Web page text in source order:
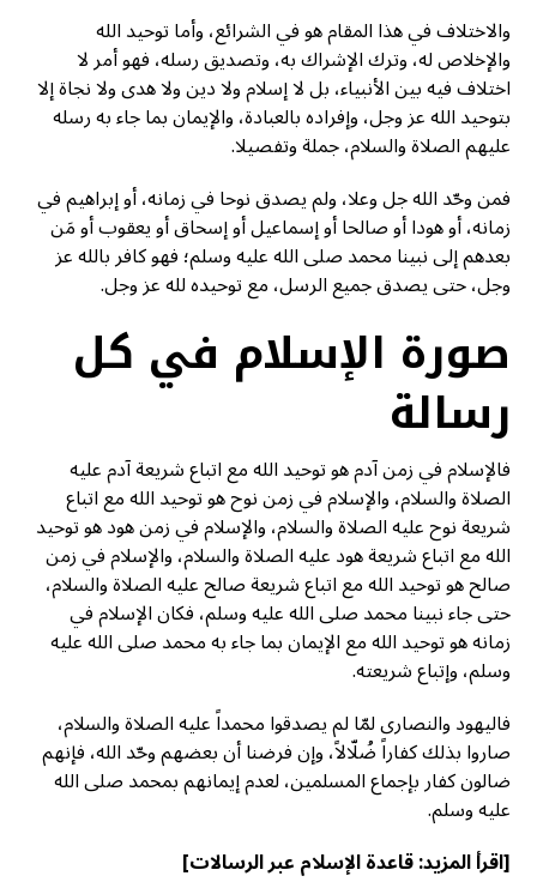
والاختلاف في هذا المقام هو في الشرائع، وأما توحيد الله
والإخلاص له، وترك الإشراك به، وتصديق رسله، فهو أمر لا
اختلاف فيه بين الأنبياء، بل لا إسلام ولا دين ولا هدى ولا نجاة إلا
بتوحيد الله عز وجل، وإفراده بالعبادة، والإيمان بما جاء به رسله
عليهم الصلاة والسلام، جملة وتفصيلا.
فمن وحّد الله جل وعلا، ولم يصدق نوحا في زمانه، أو إبراهيم في
زمانه، أو هودا أو صالحا أو إسماعيل أو إسحاق أو يعقوب أو مَن
بعدهم إلى نبينا محمد صلى الله عليه وسلم؛ فهو كافر بالله عز
وجل، حتى يصدق جميع الرسل، مع توحيده لله عز وجل.
صورة الإسلام في كل
رسالة
فالإسلام في زمن آدم هو توحيد الله مع اتباع شريعة آدم عليه
الصلاة والسلام، والإسلام في زمن نوح هو توحيد الله مع اتباع
شريعة نوح عليه الصلاة والسلام، والإسلام في زمن هود هو توحيد
الله مع اتباع شريعة هود عليه الصلاة والسلام، والإسلام في زمن
صالح هو توحيد الله مع اتباع شريعة صالح عليه الصلاة والسلام،
حتى جاء نبينا محمد صلى الله عليه وسلم، فكان الإسلام في
زمانه هو توحيد الله مع الإيمان بما جاء به محمد صلى الله عليه
وسلم، وإتباع شريعته.
فاليهود والنصارى لمّا لم يصدقوا محمداً عليه الصلاة والسلام،
صاروا بذلك كفاراً ضُلّالاً، وإن فرضنا أن بعضهم وحّد الله، فإنهم
ضالون كفار بإجماع المسلمين، لعدم إيمانهم بمحمد صلى الله
عليه وسلم.
[اقرأ المزيد:قاعدة الإسلام عبر الرسالات]